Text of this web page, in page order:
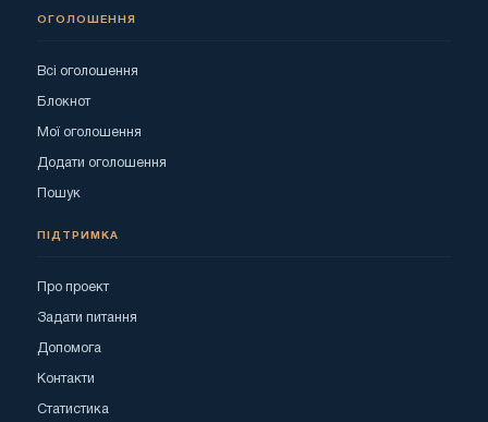
ОГОЛОШЕННЯ
Всі оголошення
Блокнот
Мої оголошення
Додати оголошення
Пошук
ПІДТРИМКА
Про проект
Задати питання
Допомога
Контакти
Статистика